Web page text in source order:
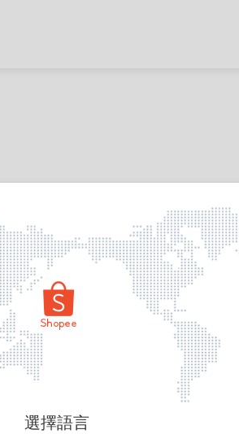
頁面無法顯示
選擇語言